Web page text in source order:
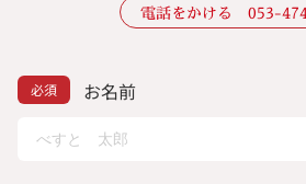
電話をかける 053-
お名前